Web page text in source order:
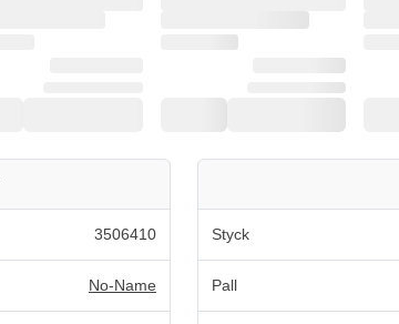
3506410
No-Name
Styck
Pall